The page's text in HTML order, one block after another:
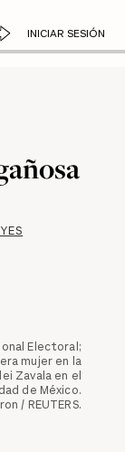
INICIAR SESIÓN
Electoral;
mujer en la
Zavala en el
de México.
/ REUTERS.